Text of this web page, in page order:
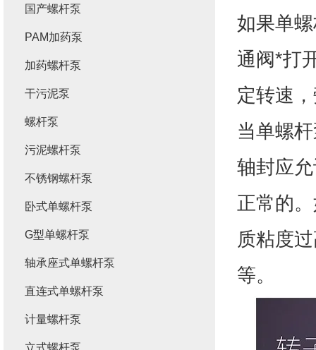
如果单
通阀*打
定转速
当单螺
轴封应
正常的
质粘度
等。
国产螺杆泵
PAM加药泵
加药螺杆泵
干污泥泵
螺杆泵
污泥螺杆泵
不锈钢螺杆泵
卧式单螺杆泵
G型单螺杆泵
轴承座式单螺杆泵
直连式单螺杆泵
计量螺杆泵
立式螺杆泵